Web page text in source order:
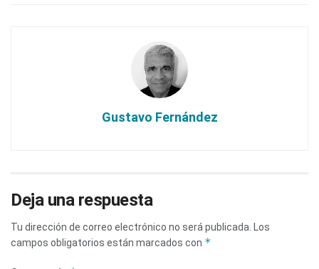
Gustavo Fernández
Deja una respuesta
Tu dirección de correo electrónico no será publicada.
Los
campos obligatorios están marcados con *